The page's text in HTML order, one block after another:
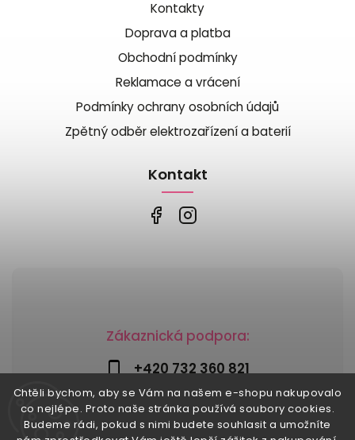
Chtěli bychom, aby se Vám na našem e-shopu nakupovalo
co nejlépe. Proto naše stránka používá soubory cookies.
Budeme rádi, pokud s nimi budete souhlasit a umožníte
Zákaznická podpora:
+420 732 360 821
info@risesnu.cz
Kontakty
Doprava a platba
Obchodní podmínky
Reklamace a vrácení
Podmínky ochrany osobních údajů
Zpětný odběr elektrozařízení a baterií
Kontakt